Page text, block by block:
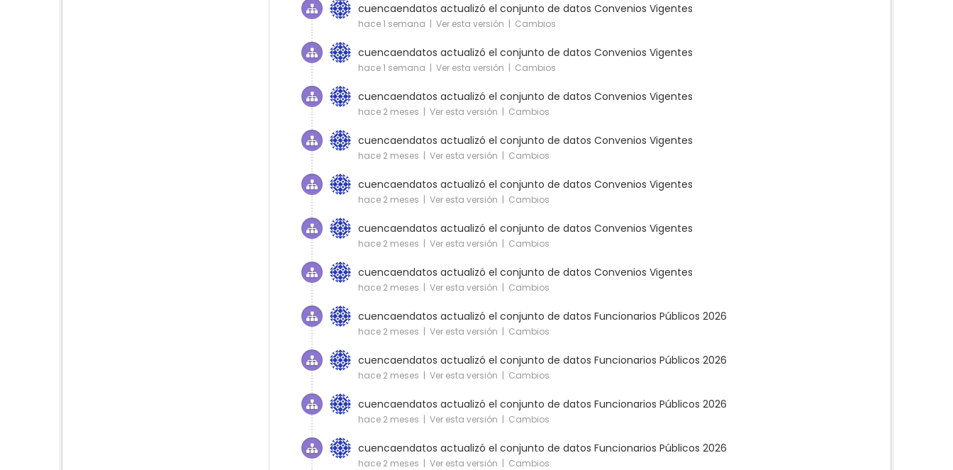
cuencaendatos actualizó el conjunto de datos Convenios Vigentes
hace 1 semana | Ver esta versión | Cambios
cuencaendatos actualizó el conjunto de datos Convenios Vigentes
hace 1 semana | Ver esta versión | Cambios
cuencaendatos actualizó el conjunto de datos Convenios Vigentes
hace 2 meses | Ver esta versión | Cambios
cuencaendatos actualizó el conjunto de datos Convenios Vigentes
hace 2 meses | Ver esta versión | Cambios
cuencaendatos actualizó el conjunto de datos Convenios Vigentes
hace 2 meses | Ver esta versión | Cambios
cuencaendatos actualizó el conjunto de datos Convenios Vigentes
hace 2 meses | Ver esta versión | Cambios
cuencaendatos actualizó el conjunto de datos Convenios Vigentes
hace 2 meses | Ver esta versión | Cambios
cuencaendatos actualizó el conjunto de datos Funcionarios Públicos 2026
hace 2 meses | Ver esta versión | Cambios
cuencaendatos actualizó el conjunto de datos Funcionarios Públicos 2026
hace 2 meses | Ver esta versión | Cambios
cuencaendatos actualizó el conjunto de datos Funcionarios Públicos 2026
hace 2 meses | Ver esta versión | Cambios
cuencaendatos actualizó el conjunto de datos Funcionarios Públicos 2026
hace 2 meses | Ver esta versión | Cambios